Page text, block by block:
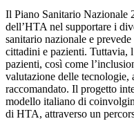
Il Piano Sanitario Nazionale
dell’HTA nel supportare i
sanitario nazionale e
cittadini e pazienti. Tuttavia,
pazienti, così come
valutazione delle
raccomandato. Il progetto
modello italiano di
di HTA, attraverso un